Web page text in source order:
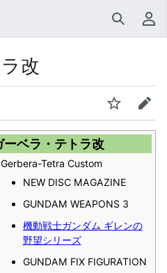
検索 利
改
ウォッチ編集
ーベラ・テトラ改
Gerbera-Tetra Custom
NEW DISC MAGAZINE
GUNDAM WEAPONS 3
機動戦士ガンダム ギレンの
野望シリーズ
GUNDAM FIX FIGURATION